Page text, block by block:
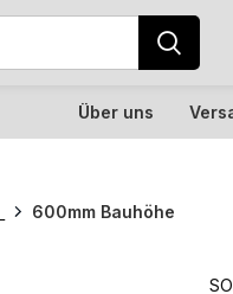
Über uns
600mm Bauhöhe